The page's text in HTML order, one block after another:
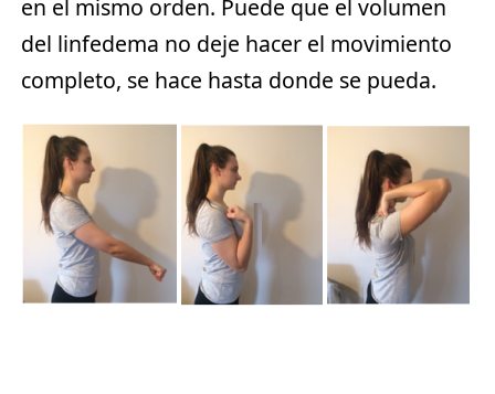
en el mismo orden. Puede que el volumen
del linfedema no deje hacer el movimiento
completo, se hace hasta donde se pueda.